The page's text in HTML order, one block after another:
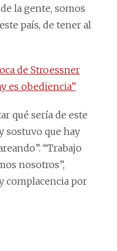
la gente, somos
país, de tener al
de Stroessner
es obediencia”
qué sería de este
sostuvo que hay
“Trabajo
nosotros”,
complacencia por